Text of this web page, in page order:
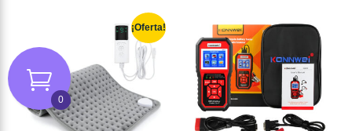
¡Oferta!
0